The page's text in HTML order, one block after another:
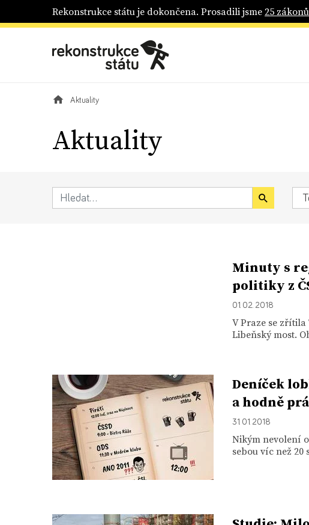
Rekonstrukce státu je dokončena. Prosadili jsme25 zákonů
Aktuality
Aktuality
Minuty s
politiky z
01. 02. 2018
V Praze se
Libeňský most.
Deníček
a hodně
31. 01. 2018
Nikým nevolení
sebou víc než